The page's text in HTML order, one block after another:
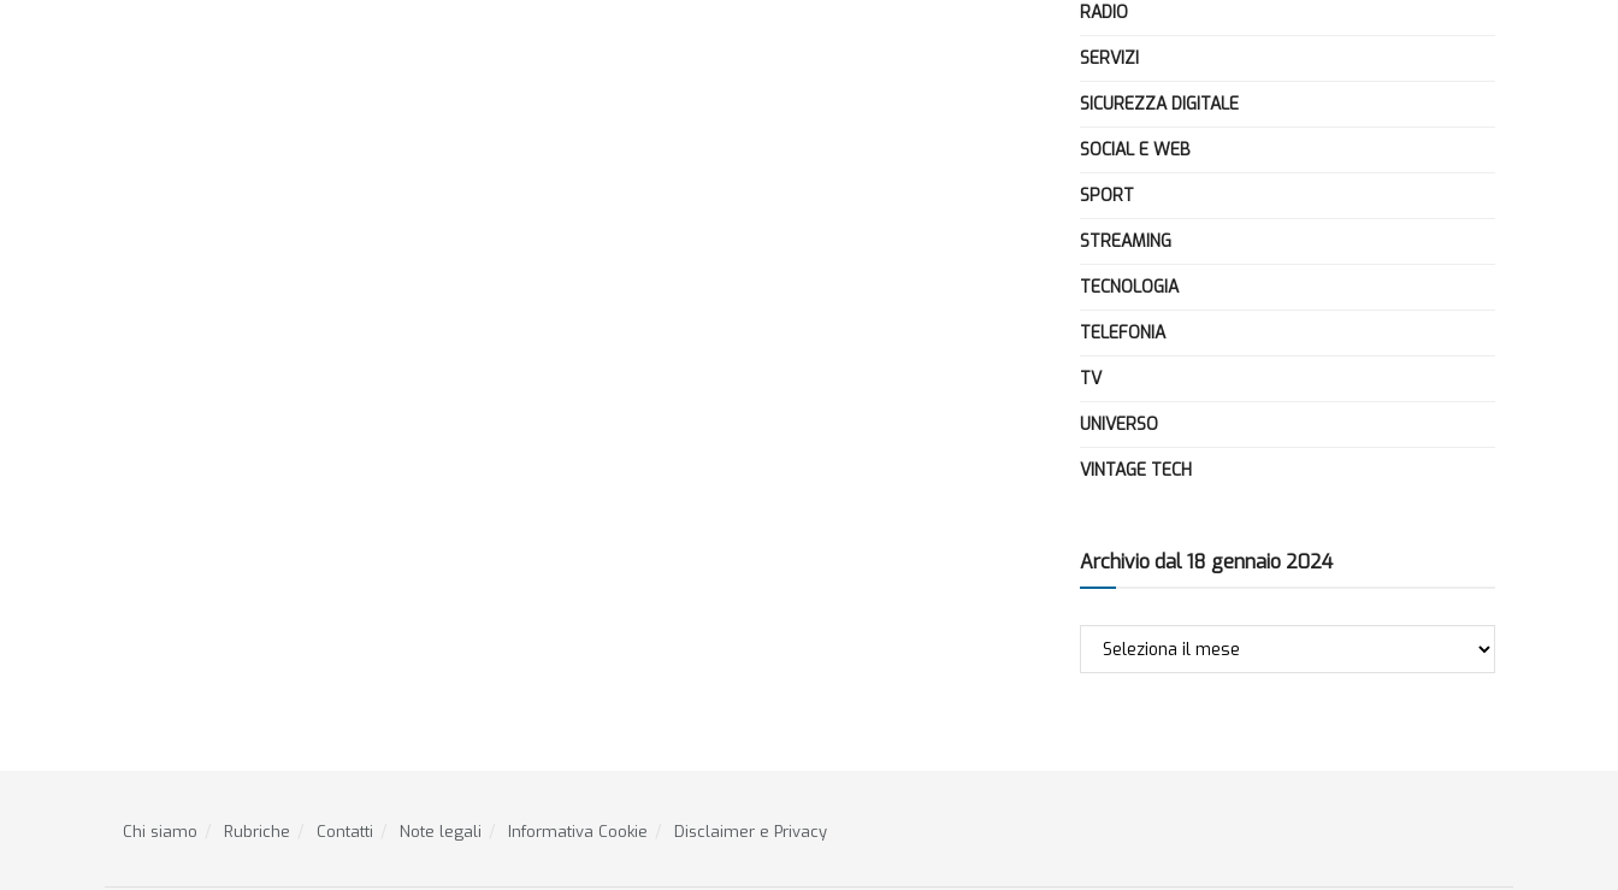
RADIO
SERVIZI
SICUREZZA DIGITALE
SOCIAL E WEB
SPORT
STREAMING
TECNOLOGIA
TELEFONIA
TV
UNIVERSO
VINTAGE TECH
Archivio dal 18 gennaio 2024
Archivio
Chi siamo Rubriche Contatti Note legali Informativa Cookie Disclaimer e Privacy